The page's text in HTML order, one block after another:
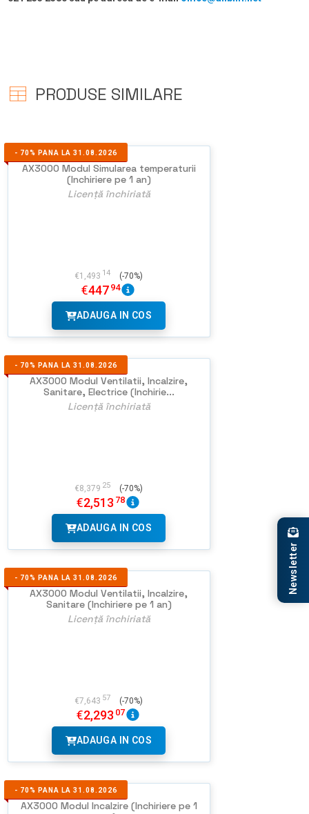
PRODUSE SIMILARE
- 70% PANA LA 31.08.2026
AX3000 Modul Simularea temperaturii
(Inchiriere pe 1 an)
Licență închiriată
€1,493 14 (-70%)
€447 94
ADAUGA IN COS
- 70% PANA LA 31.08.2026
AX3000 Modul Ventilatii, Incalzire,
Sanitare, Electrice (Inchirie...
Licență închiriată
€8,379 25 (-70%)
€2,513 78
ADAUGA IN COS
- 70% PANA LA 31.08.2026
AX3000 Modul Ventilatii, Incalzire,
Sanitare (Inchiriere pe 1 an)
Licență închiriată
€7,643 57 (-70%)
€2,293 07
ADAUGA IN COS
- 70% PANA LA 31.08.2026
AX3000 Modul Incalzire (Inchiriere pe 1
Newsletter